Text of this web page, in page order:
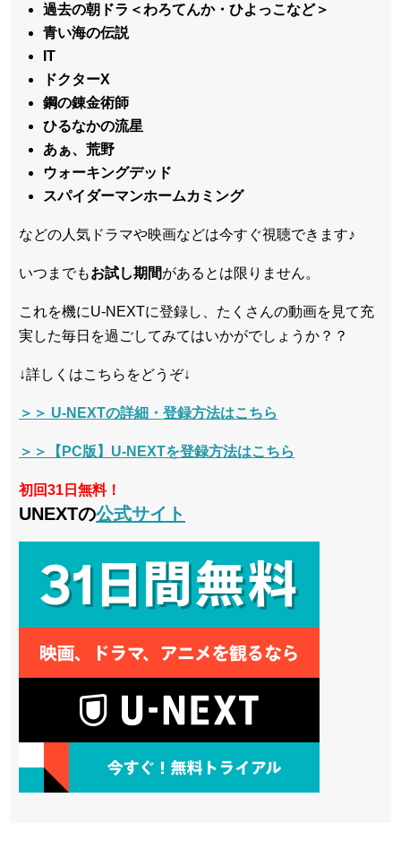
過去の朝ドラ＜わろてんか・ひよっこなど＞
青い海の伝説
IT
ドクターX
鋼の錬金術師
ひるなかの流星
あぁ、荒野
ウォーキングデッド
スパイダーマンホームカミング
などの人気ドラマや映画などは今すぐ視聴できます♪
いつまでもお試し期間があるとは限りません。
これを機にU-NEXTに登録し、たくさんの動画を見て充
実した毎日を過ごしてみてはいかがでしょうか？？
↓詳しくはこちらをどうぞ↓
＞＞ U-NEXTの詳細・登録方法はこちら
＞＞【PC版】U-NEXTを登録方法はこちら
初回31日無料！
UNEXTの公式サイト